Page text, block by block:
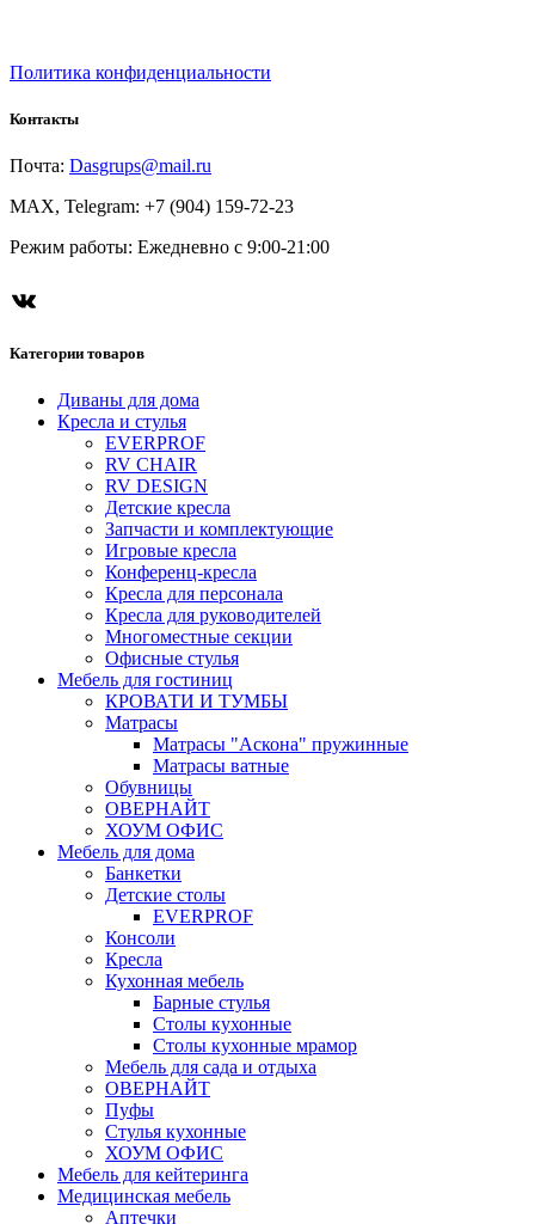
Политика конфиденциальности
Контакты
Почта: Dasgrups@mail.ru
MAX, Telegram: +7 (904) 159-72-23
Режим работы: Ежедневно с 9:00-21:00
Категории товаров
Диваны для дома
Кресла и стулья
EVERPROF
RV CHAIR
RV DESIGN
Детские кресла
Запчасти и комплектующие
Игровые кресла
Конференц-кресла
Кресла для персонала
Кресла для руководителей
Многоместные секции
Офисные стулья
Мебель для гостиниц
КРОВАТИ И ТУМБЫ
Матрасы
Матрасы "Аскона" пружинные
Матрасы ватные
Обувницы
ОВЕРНАЙТ
ХОУМ ОФИС
Мебель для дома
Банкетки
Детские столы
EVERPROF
Консоли
Кресла
Кухонная мебель
Барные стулья
Столы кухонные
Столы кухонные мрамор
Мебель для сада и отдыха
ОВЕРНАЙТ
Пуфы
Стулья кухонные
ХОУМ ОФИС
Мебель для кейтеринга
Медицинская мебель
Аптечки